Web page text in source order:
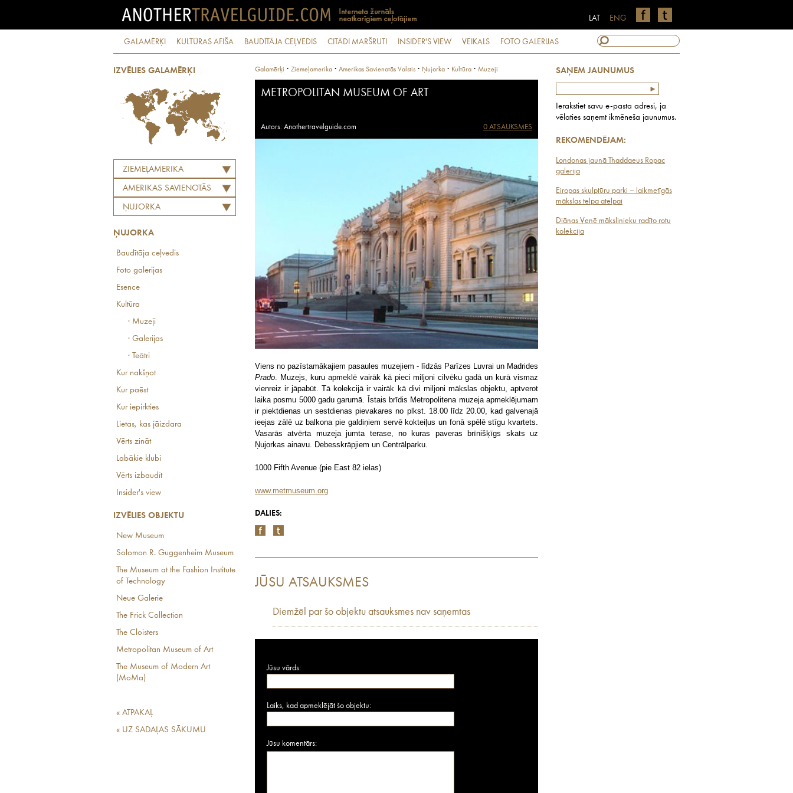
ENG
LAT
GALAMĒRĶI KULTŪRAS AFIŠA BAUDĪTĀJA CEĻVEDIS CITĀDI MARŠRUTI INSIDER'S VIEW VEIKALS FOTO GALERIJAS
IZVĒLIES GALAMĒRĶI
ZIEMEĻAMERIKA
AMERIKAS SAVIENOTĀS
VALSTIS
ŅUJORKA
ŅUJORKA
Baudītāja ceļvedis
Foto galerijas
Esence
Kultūra
· Muzeji
· Galerijas
· Teātri
Kur nakšņot
Kur paēst
Kur iepirkties
Lietas, kas jāizdara
Vērts zināt
Labākie klubi
Vērts izbaudīt
Insider's view
IZVĒLIES OBJEKTU
New Museum
Solomon R. Guggenheim Museum
The Museum at the Fashion Institute
of Technology
Neue Galerie
The Frick Collection
The Cloisters
Metropolitan Museum of Art
The Museum of Modern Art
(MoMa)
« ATPAKAĻ
« UZ SADAĻAS SĀKUMU
SAŅEM JAUNUMUS
Ierakstiet savu e-pasta adresi, ja
vēlaties saņemt ikmēneša jaunumus.
REKOMENDĒJAM:
Londonas jaunā Thaddaeus Ropac
galerija
Eiropas skulptūru parki – laikmetīgās
mākslas telpa atelpai
Diānas Venē mākslinieku radīto rotu
kolekcija
Galamērķi · Ziemeļamerika · Amerikas Savienotās Valstis · Ņujorka · Kultūra · Muzeji
METROPOLITAN MUSEUM OF ART
Autors: Anothertravelguide.com 0 ATSAUKSMES
Viens no pazīstamākajiem pasaules muzejiem - līdzās Parīzes Luvrai un Madrides
Prado. Muzejs, kuru apmeklē vairāk kā pieci miljoni cilvēku gadā un kurā vismaz
vienreiz ir jāpabūt. Tā kolekcijā ir vairāk kā divi miljoni mākslas objektu, aptverot
laika posmu 5000 gadu garumā. Īstais brīdis Metropolitena muzeja apmeklējumam
ir piektdienas un sestdienas pievakares no plkst. 18.00 līdz 20.00, kad galvenajā
ieejas zālē uz balkona pie galdiņiem servē kokteiļus un fonā spēlē stīgu kvartets.
Vasarās atvērta muzeja jumta terase, no kuras paveras brīnišķīgs skats uz
Ņujorkas ainavu. Debesskrāpjiem un Centrālparku.
1000 Fifth Avenue (pie East 82 ielas)
www.metmuseum.org
DALIES:
JŪSU ATSAUKSMES
Diemžēl par šo objektu atsauksmes nav saņemtas
Jūsu vārds:
Laiks, kad apmeklējāt šo objektu:
Jūsu komentārs: